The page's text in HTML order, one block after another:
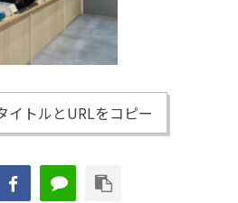
イトルとURLをコピー